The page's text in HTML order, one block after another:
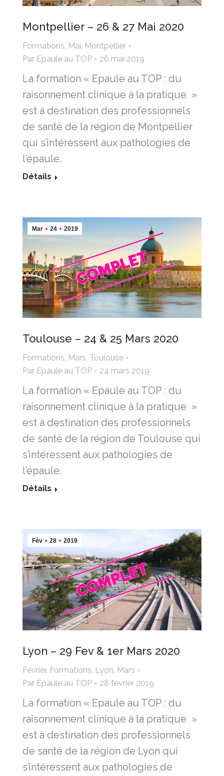
Montpellier – 26 & 27 Mai 2020
Formations, Mai, Montpellier
Par Epaule au TOP 26 mai 2019
La formation « Epaule au TOP : du
raisonnement clinique à la pratique »
est à destination des professionnels
de santé de la région de Montpellier
qui s’intéressent aux pathologies de
l’épaule.
Détails
Mar 24 2019
Toulouse – 24 & 25 Mars 2020
Formations, Mars, Toulouse
Par Epaule au TOP 24 mars 2019
La formation « Epaule au TOP : du
raisonnement clinique à la pratique »
est à destination des professionnels
de santé de la région de Toulouse qui
s’intéressent aux pathologies de
l’épaule.
Détails
Fév 28 2019
Lyon – 29 Fev & 1er Mars 2020
Février, Formations Lyon Mars
Par Epaule au TOP 28 février 2019
La formation « Epaule au TOP : du
raisonnement clinique à la pratique »
est à destination des professionnels
de santé de la région de Lyon qui
s’intéressent aux pathologies de